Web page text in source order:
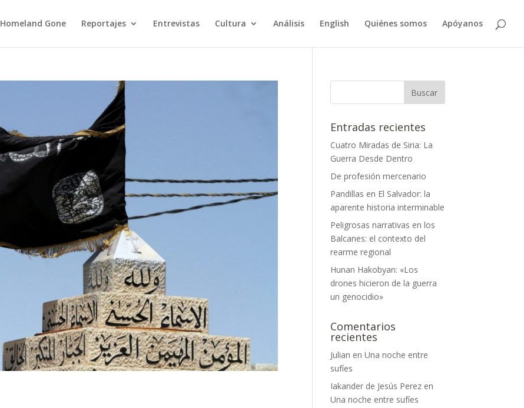
Homeland Gone Reportajes Entrevistas Cultura Análisis English Quiénes somos Apóyanos
Entradas recientes
Cuatro Miradas de Siria: La
Guerra Desde Dentro
De profesión mercenario
Pandillas en El Salvador: la
aparente historia interminable
Peligrosas narrativas en los
Balcanes: el contexto del
rearme regional
Hunan Hakobyan: «Los
drones hicieron de la guerra
un genocidio»
Comentarios
recientes
Julian enUna noche entre
sufíes
Iakander de Jesús Perez en
Una noche entre sufíes